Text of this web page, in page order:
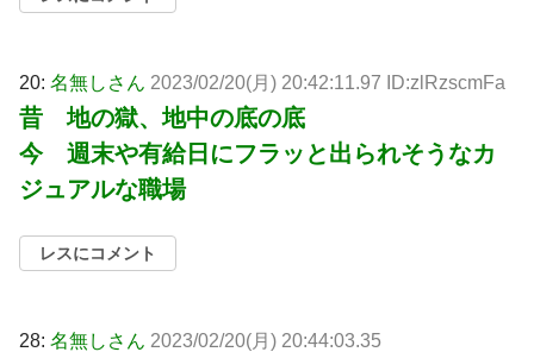
20: 名無しさん 2023/02/20(月) 20:42:11.97 ID:zlRzscmFa
昔 地の獄、地中の底の底
今 週末や有給日にフラッと出られそうなカ
ジュアルな職場
レスにコメント
28: 名無しさん 2023/02/20(月) 20:44:03.35